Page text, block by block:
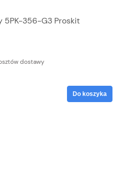
5PK-356-G3 Proskit
dostawy
Do koszyka